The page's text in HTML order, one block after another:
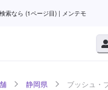
索なら (1ページ目) | メンテモ
静岡県 ブッシュ・